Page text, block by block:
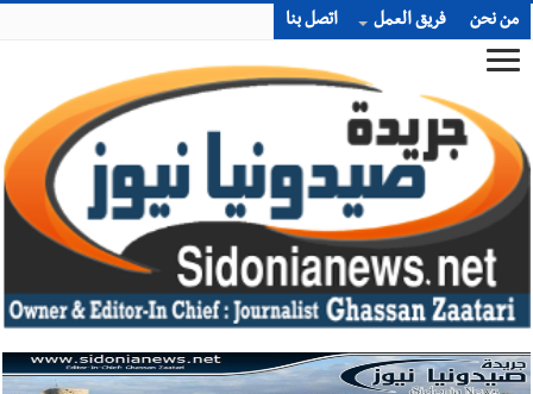
من نحن فريق العمل اتصل بنا